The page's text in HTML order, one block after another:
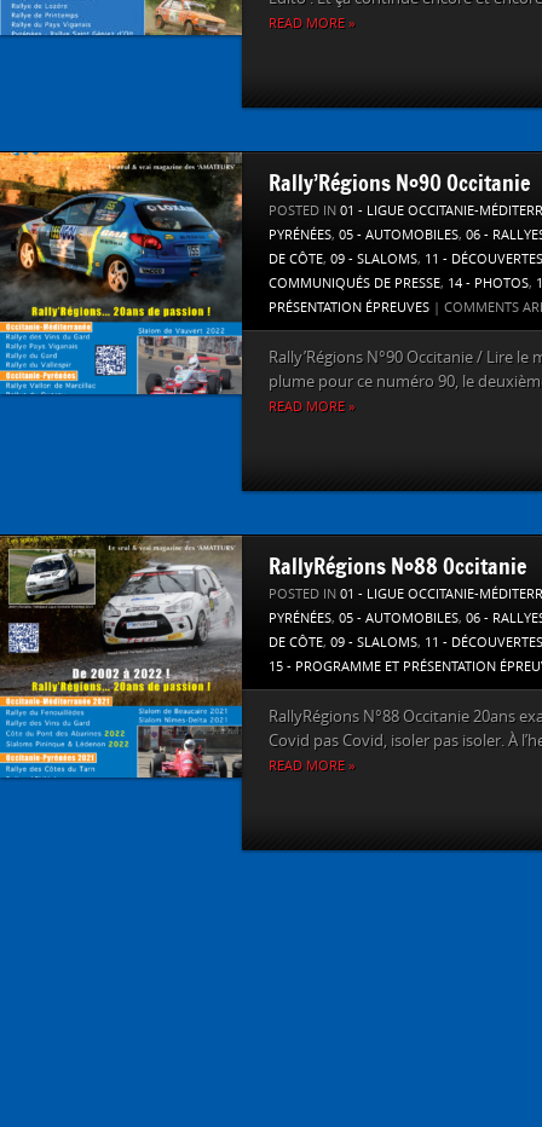
READ MORE »
Rally’Régions N°90 Occitanie
POSTED IN 01 - LIGUE OCCITANIE-
PYRÉNÉES, 05 - AUTOMOBILES, 06 -
DE CÔTE, 09 - SLALOMS, 11 - DÉCOUVERTES
COMMUNIQUÉS DE PRESSE, 14 - PHOTOS,
PRÉSENTATION ÉPREUVES | COMMENTS
Rally’Régions N°90 Occitanie / Lire le
plume pour ce numéro 90, le
READ MORE »
RallyRégions N°88 Occitanie
POSTED IN 01 - LIGUE OCCITANIE-
PYRÉNÉES, 05 - AUTOMOBILES, 06 -
DE CÔTE, 09 - SLALOMS, 11 - DÉCOUVERTES
15 - PROGRAMME ET PRÉSENTATION
RallyRégions N°88 Occitanie 20ans
Covid pas Covid, isoler pas isoler. À
READ MORE »